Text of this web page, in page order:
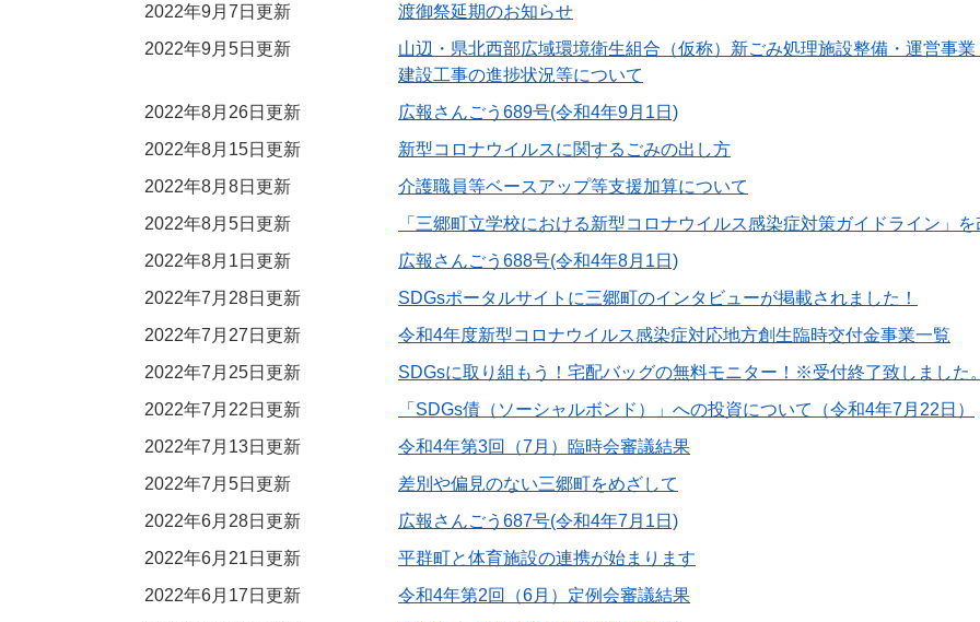
2022年9月7日更新
渡御祭延期のお知らせ
2022年9月5日更新
山辺・県北西部広域環境衛生組合（仮称）新ごみ処理施設整備・運営事
建設工事の進捗状況等について
2022年8月26日更新
広報さんごう689号(令和4年9月1日)
2022年8月15日更新
新型コロナウイルスに関するごみの出し方
2022年8月8日更新
介護職員等ベースアップ等支援加算について
2022年8月5日更新
「三郷町立学校における新型コロナウイルス感染症対策ガイドライン」
2022年8月1日更新
広報さんごう688号(令和4年8月1日)
2022年7月28日更新
SDGsポータルサイトに三郷町のインタビューが掲載されました！
2022年7月27日更新
令和4年度新型コロナウイルス感染症対応地方創生臨時交付金事業一覧
2022年7月25日更新
SDGsに取り組もう！宅配バッグの無料モニター！※受付終了致しました
2022年7月22日更新
「SDGs債（ソーシャルボンド）」への投資について（令和4年7月22日）
2022年7月13日更新
令和4年第3回（7月）臨時会審議結果
2022年7月5日更新
差別や偏見のない三郷町をめざして
2022年6月28日更新
広報さんごう687号(令和4年7月1日)
2022年6月21日更新
平群町と体育施設の連携が始まります
2022年6月17日更新
令和4年第2回（6月）定例会審議結果